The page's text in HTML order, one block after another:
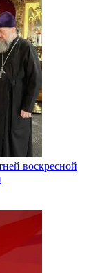
воскресной